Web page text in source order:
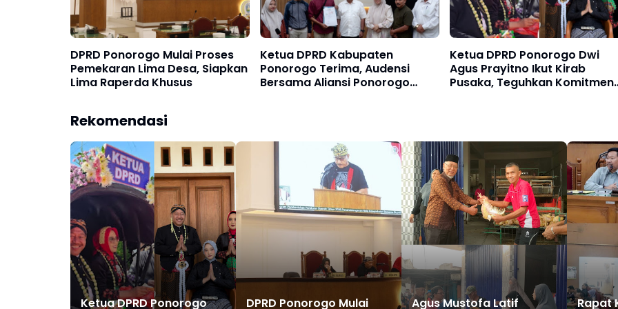
DPRD Ponorogo Mulai Proses
Pemekaran Lima Desa, Siapkan
Lima Raperda Khusus
Ketua DPRD Kabupaten
Ponorogo Terima, Audensi
Bersama Aliansi Ponorogo
Ketua DPRD Ponorogo Dwi
Agus Prayitno Ikut Kirab
Pusaka, Teguhkan Komitmen
Rekomendasi
Ketua DPRD Ponorogo DPRD Ponorogo Mulai Agus Mustofa Latif Rapat